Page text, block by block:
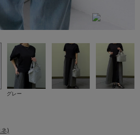
グレー
)